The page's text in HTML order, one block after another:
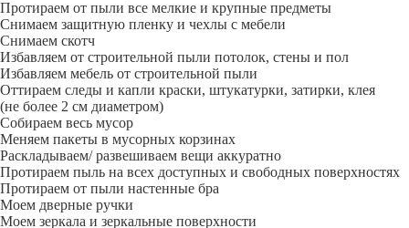
Протираем от пыли все мелкие и крупные предметы
Снимаем защитную пленку и чехлы с мебели
Снимаем скотч
Избавляем от строительной пыли потолок, стены и пол
Избавляем мебель от строительной пыли
Оттираем следы и капли краски, штукатурки, затирки, клея
(не более 2 см диаметром)
Собираем весь мусор
Меняем пакеты в мусорных корзинах
Раскладываем/ развешиваем вещи аккуратно
Протираем пыль на всех доступных и свободных поверхностях
Протираем от пыли настенные бра
Моем дверные ручки
Моем зеркала и зеркальные поверхности